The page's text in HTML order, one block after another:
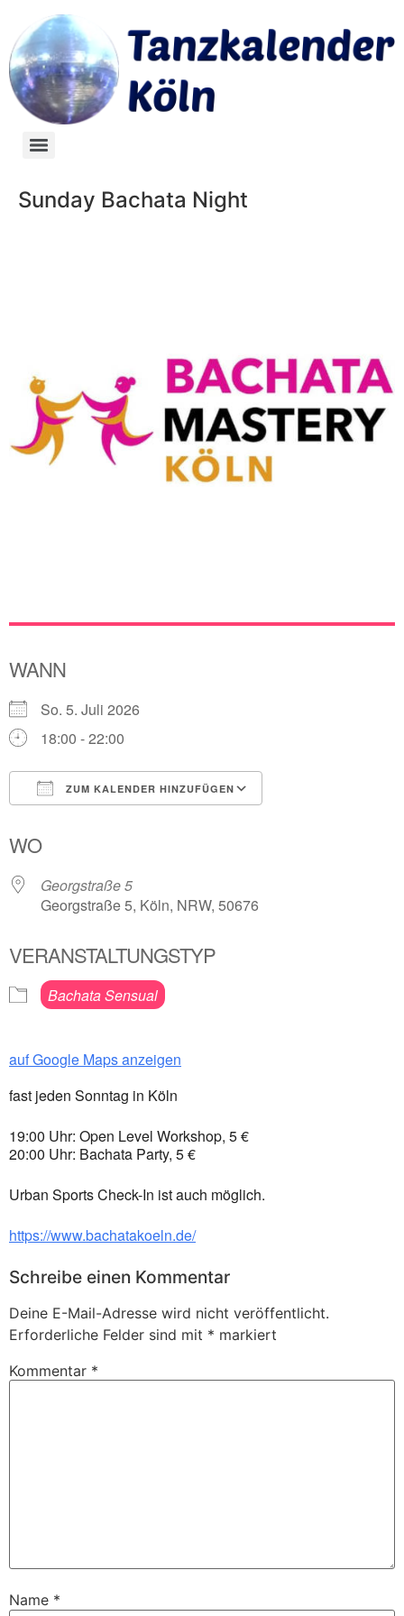
Sunday Bachata Night
WANN
So. 5. Juli 2026
18:00 - 22:00
ZUM KALENDER HINZUFÜGEN
WO
Georgstraße 5
Georgstraße 5, Köln, NRW, 50676
VERANSTALTUNGSTYP
Bachata Sensual
auf Google Maps anzeigen
fast jeden Sonntag in Köln
19:00 Uhr: Open Level Workshop, 5 €
20:00 Uhr: Bachata Party, 5 €
Urban Sports Check-In ist auch möglich.
https://www.bachatakoeln.de/
Schreibe einen Kommentar
Deine E-Mail-Adresse wird nicht veröffentlicht.
Erforderliche Felder sind mit * markiert
Kommentar *
Name *